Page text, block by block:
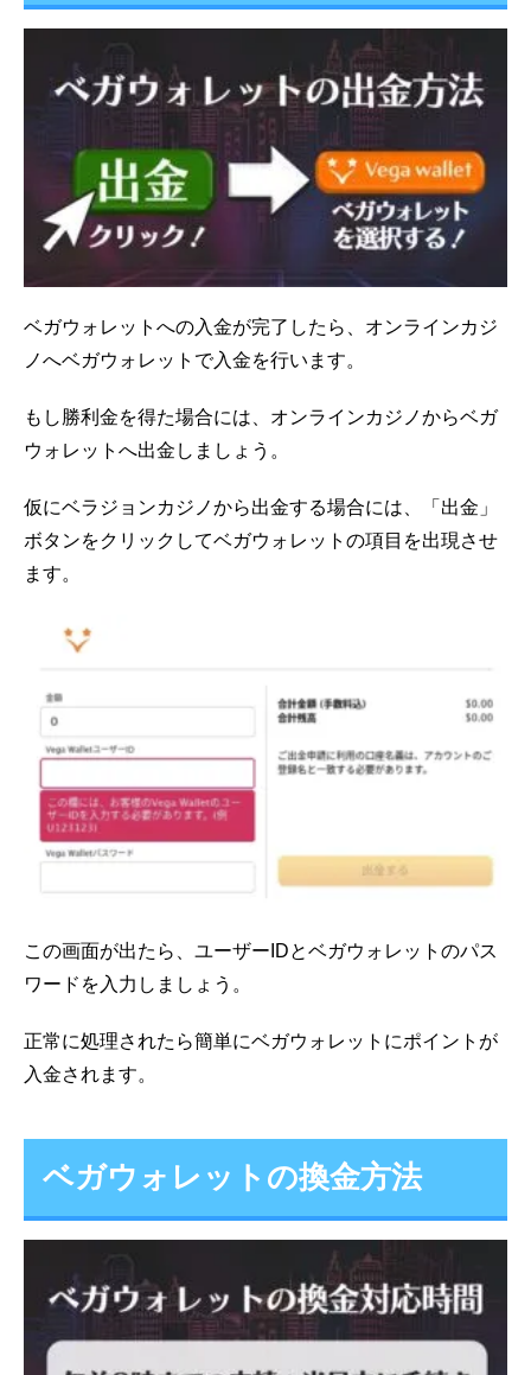
ベガウォレットへの入金が完了したら、オンラインカジ
ノへベガウォレットで入金を行います。
もし勝利金を得た場合には、オンラインカジノからベガ
ウォレットへ出金しましょう。
仮にベラジョンカジノから出金する場合には、「出金」
ボタンをクリックしてベガウォレットの項目を出現させ
ます。
この画面が出たら、ユーザーIDとベガウォレットのパス
ワードを入力しましょう。
正常に処理されたら簡単にベガウォレットにポイントが
入金されます。
ベガウォレットの換金方法